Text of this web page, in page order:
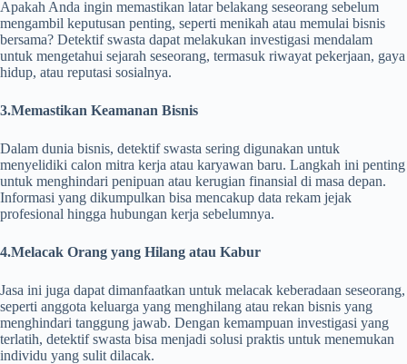
Apakah Anda ingin memastikan latar belakang seseorang sebelum
mengambil keputusan penting, seperti menikah atau memulai bisnis
bersama? Detektif swasta dapat melakukan investigasi mendalam
untuk mengetahui sejarah seseorang, termasuk riwayat pekerjaan, gaya
hidup, atau reputasi sosialnya.
3.Memastikan Keamanan Bisnis
Dalam dunia bisnis, detektif swasta sering digunakan untuk
menyelidiki calon mitra kerja atau karyawan baru. Langkah ini penting
untuk menghindari penipuan atau kerugian finansial di masa depan.
Informasi yang dikumpulkan bisa mencakup data rekam jejak
profesional hingga hubungan kerja sebelumnya.
4.Melacak Orang yang Hilang atau Kabur
Jasa ini juga dapat dimanfaatkan untuk melacak keberadaan seseorang,
seperti anggota keluarga yang menghilang atau rekan bisnis yang
menghindari tanggung jawab. Dengan kemampuan investigasi yang
terlatih, detektif swasta bisa menjadi solusi praktis untuk menemukan
individu yang sulit dilacak.